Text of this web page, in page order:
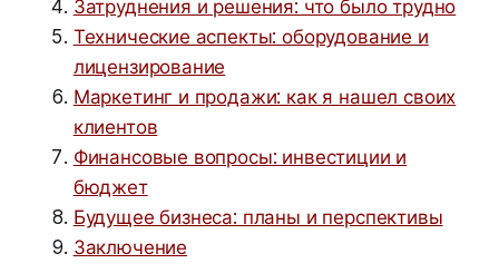
Затруднения и решения: что было трудно
Технические аспекты: оборудование и
лицензирование
Маркетинг и продажи: как я нашел своих
клиентов
Финансовые вопросы: инвестиции и
бюджет
Будущее бизнеса: планы и перспективы
Заключение